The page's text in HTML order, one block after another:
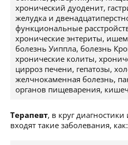
хронический дуоденит,
желудка и
функциональные
хронические энтериты,
болезнь Уиппла, болезнь
хронические колиты,
цирроз печени, гепатозы,
желчнокаменная болезнь,
органов пищеварения,
Терапевт, в круг
входят такие заболевания, как: